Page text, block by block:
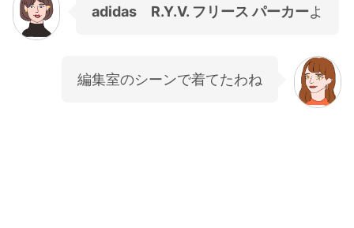
adidas R.Y.V. フリース パーカーよ
編集室のシーンで着てたわね